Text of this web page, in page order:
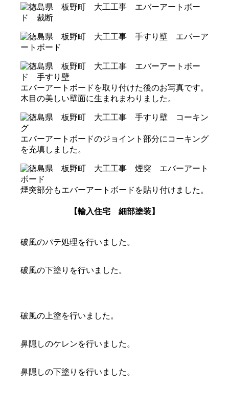
エバーアートボードを取り付けた後のお写真です。
木目の美しい壁面に生まれまわりました。
エバーアートボードのジョイント部分にコーキング
を充填しました。
煙突部分もエバーアートボードを貼り付けました。
【輸入住宅 細部塗装】
破風のパテ処理を行いました。
破風の下塗りを行いました。
破風の上塗を行いました。
鼻隠しのケレンを行いました。
鼻隠しの下塗りを行いました。